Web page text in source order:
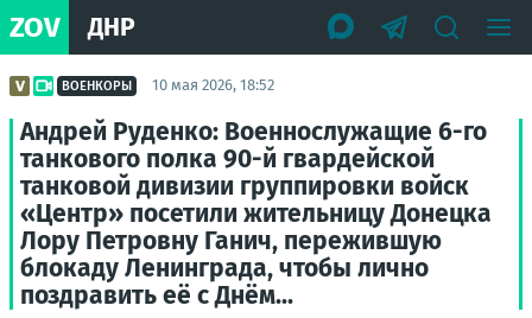
ZOV ДНР
ВОЕНКОРЫ 10 мая 2026, 18:52
Андрей Руденко: Военнослужащие 6-го
танкового полка 90-й гвардейской
танковой дивизии группировки войск
«Центр» посетили жительницу Донецка
Лору Петровну Ганич, пережившую
блокаду Ленинграда, чтобы лично
поздравить её с Днём...